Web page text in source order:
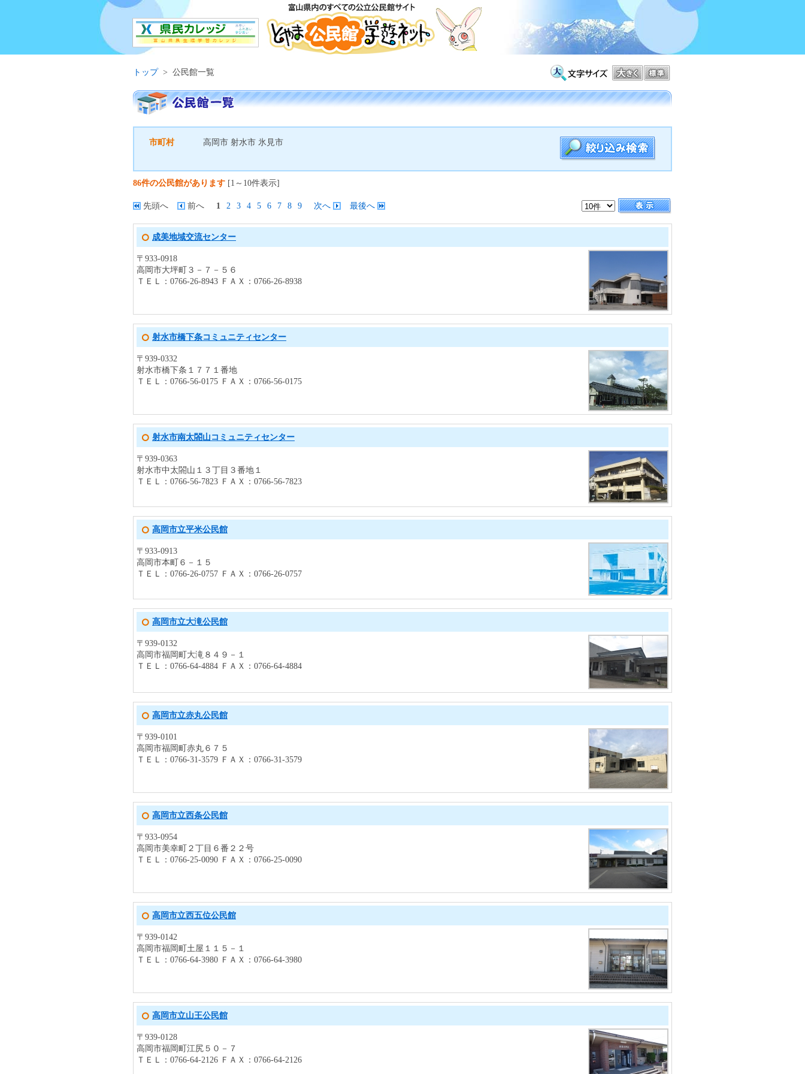
トップ > 公民館一覧
市町村 高岡市 射水市 氷見市
86件の公民館があります [1～10件表示]
先頭へ 前へ 1 2 3 4 5 6 7 8 9 次へ 最後へ
成美地域交流センター
〒933-0918
高岡市大坪町３－７－５６
ＴＥＬ：0766-26-8943 ＦＡＸ：0766-26-8938
射水市橋下条コミュニティセンター
〒939-0332
射水市橋下条１７７１番地
ＴＥＬ：0766-56-0175 ＦＡＸ：0766-56-0175
射水市南太閤山コミュニティセンター
〒939-0363
射水市中太閤山１３丁目３番地１
ＴＥＬ：0766-56-7823 ＦＡＸ：0766-56-7823
高岡市立平米公民館
〒933-0913
高岡市本町６－１５
ＴＥＬ：0766-26-0757 ＦＡＸ：0766-26-0757
高岡市立大滝公民館
〒939-0132
高岡市福岡町大滝８４９－１
ＴＥＬ：0766-64-4884 ＦＡＸ：0766-64-4884
高岡市立赤丸公民館
〒939-0101
高岡市福岡町赤丸６７５
ＴＥＬ：0766-31-3579 ＦＡＸ：0766-31-3579
高岡市立西条公民館
〒933-0954
高岡市美幸町２丁目６番２２号
ＴＥＬ：0766-25-0090 ＦＡＸ：0766-25-0090
高岡市立西五位公民館
〒939-0142
高岡市福岡町土屋１１５－１
ＴＥＬ：0766-64-3980 ＦＡＸ：0766-64-3980
高岡市立山王公民館
〒939-0128
高岡市福岡町江尻５０－７
ＴＥＬ：0766-64-2126 ＦＡＸ：0766-64-2126